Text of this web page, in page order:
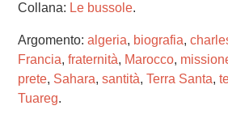
Collana: Le bussole.
Argomento: algeria, biografia,
Francia, fraternità, Marocco,
prete, Sahara, santità, Terra Santa,
Tuareg.